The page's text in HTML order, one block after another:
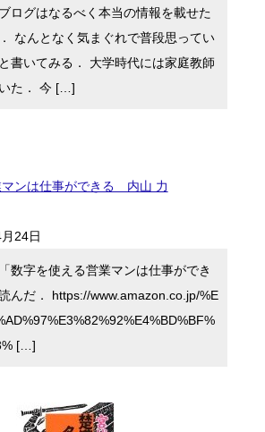
ログはなるべく本当の情報を載せた
なんとなく気まぐれで普段思ってい
書いてみる． 大学時代には家庭教師
た． 今 […]
マンは仕事ができる 内山 力
24日
数字を使える営業マンは仕事ができ
んだ． https://www.amazon.co.jp/%E
[…]